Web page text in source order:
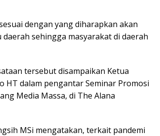
dengan yang diharapkan akan
sehingga masyarakat di daerah
tersebut disampaikan Ketua
HT dalam pengantar Seminar Promosi
Media Massa, di The Alana
MSi mengatakan, terkait pandemi